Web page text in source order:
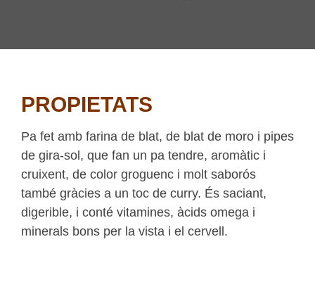
PROPIETATS
Pa fet amb farina de blat, de blat de moro i pipes
de gira-sol, que fan un pa tendre, aromàtic i
cruixent, de color groguenc i molt saborós
també gràcies a un toc de curry. És saciant,
digerible, i conté vitamines, àcids omega i
minerals bons per la vista i el cervell.